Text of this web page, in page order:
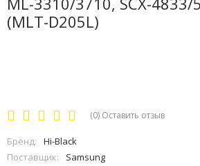
(MLT-D205L)
(0) Оставить отзыв
Бренд:
Hi-Black
Поставщик:
Samsung